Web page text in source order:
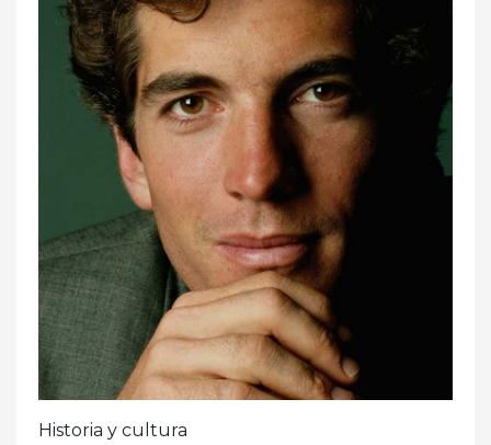
Historia y cultura